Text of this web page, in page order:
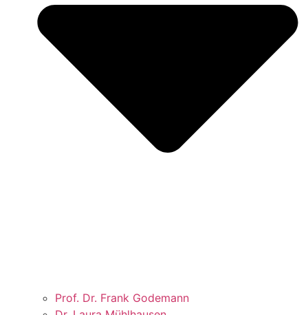
Prof. Dr. Frank Godemann